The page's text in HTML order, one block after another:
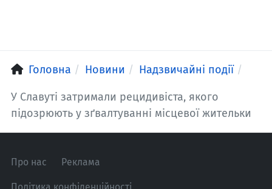
Головна Новини Надзвичайні події
У Славуті затримали рецидивіста, якого
підозрюють у зґвалтуванні місцевої жительки
Про нас Реклама